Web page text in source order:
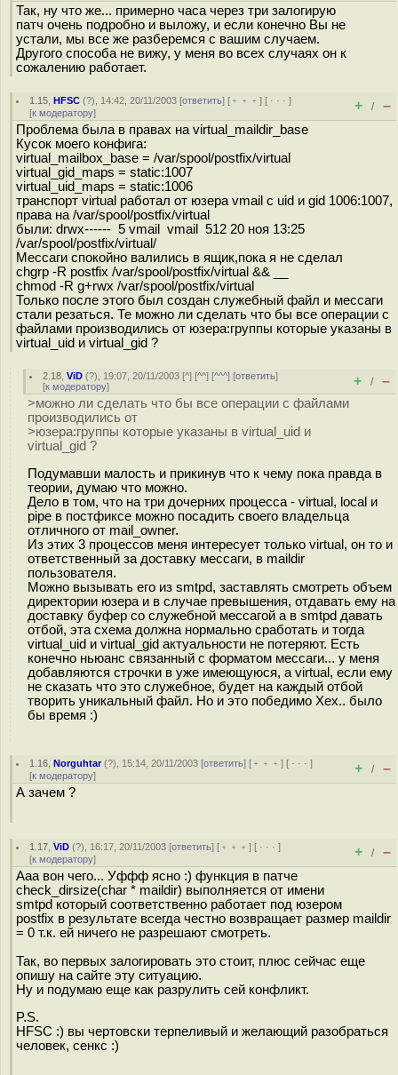
Так, ну что же... примерно часа через три залогирую
патч очень подробно и выложу, и если конечно Вы не
устали, мы все же разберемся с вашим случаем.
Другого способа не вижу, у меня во всех случаях он к
сожалению работает.
1.15 ,HFSC (?), 14:42, 20/11/2003 [ответить] [ ﹢﹢﹢] [ · · ·]
[к модератору] + / –
Проблема была в правах на virtual_maildir_base
Кусок моего конфига:
virtual_mailbox_base = /var/spool/postfix/virtual
virtual_gid_maps = static:1007
virtual_uid_maps = static:1006
транспорт virtual работал от юзера vmail с uid и gid 1006:1007,
права на /var/spool/postfix/virtual
были: drwx------ 5 vmail vmail 512 20 ноя 13:25
/var/spool/postfix/virtual/
Мессаги спокойно валились в ящик,пока я не сделал
chgrp -R postfix /var/spool/postfix/virtual && __
chmod -R g+rwx /var/spool/postfix/virtual
Только после этого был создан служебный файл и мессаги
стали резаться. Те можно ли сделать что бы все операции с
файлами производились от юзера:группы которые указаны в
virtual_uid и virtual_gid ?
2.18 ,ViD (?), 19:07, 20/11/2003 [^] [^^] [^^^] [ответить]
[к модератору] + / –
>можно ли сделать что бы все операции с файлами
производились от
>юзера:группы которые указаны в virtual_uid и
virtual_gid ?
Подумавши малость и прикинув что к чему пока правда в
теории, думаю что можно.
Дело в том, что на три дочерних процесса - virtual, local и
pipe в постфиксе можно посадить своего владельца
отличного от mail_owner.
Из этих 3 процессов меня интересует только virtual, он то и
ответственный за доставку мессаги, в maildir
пользователя.
Можно вызывать его из smtpd, заставлять смотреть объем
директории юзера и в случае превышения, отдавать ему на
доставку буфер со служебной мессагой а в smtpd давать
отбой, эта схема должна нормально сработать и тогда
virtual_uid и virtual_gid актуальности не потеряют. Есть
конечно ньюанс связанный с форматом мессаги... у меня
добавляются строчки в уже имеющуюся, а virtual, если ему
не сказать что это служебное, будет на каждый отбой
творить уникальный файл. Но и это победимо Хех.. было
бы время :)
1.16 ,Norguhtar(?), 15:14, 20/11/2003 [ответить] [ ﹢﹢﹢] [ · · ·]
[к модератору] + / –
А зачем ?
1.17 ,ViD (?), 16:17, 20/11/2003 [ответить] [ ﹢﹢﹢] [ · · ·]
[к модератору] + / –
Ааа вон чего... Уффф ясно :) функция в патче
check_dirsize(char * maildir) выполняется от имени
smtpd который соответственно работает под юзером
postfix в результате всегда честно возвращает размер maildir
= 0 т.к. ей ничего не разрешают смотреть.
Так, во первых залогировать это стоит, плюс сейчас еще
опишу на сайте эту ситуацию.
Ну и подумаю еще как разрулить сей конфликт.
P.S.
HFSC :) вы чертовски терпеливый и желающий разобраться
человек, сенкс :)